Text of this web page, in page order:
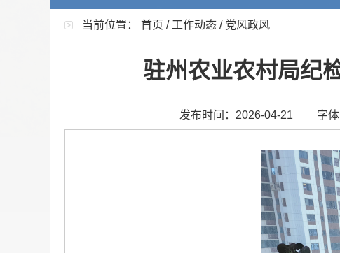
当前位置： 首页 / 工作动态 / 党风政风
驻州农业农村局纪
发布时间：2026-04-21 字体